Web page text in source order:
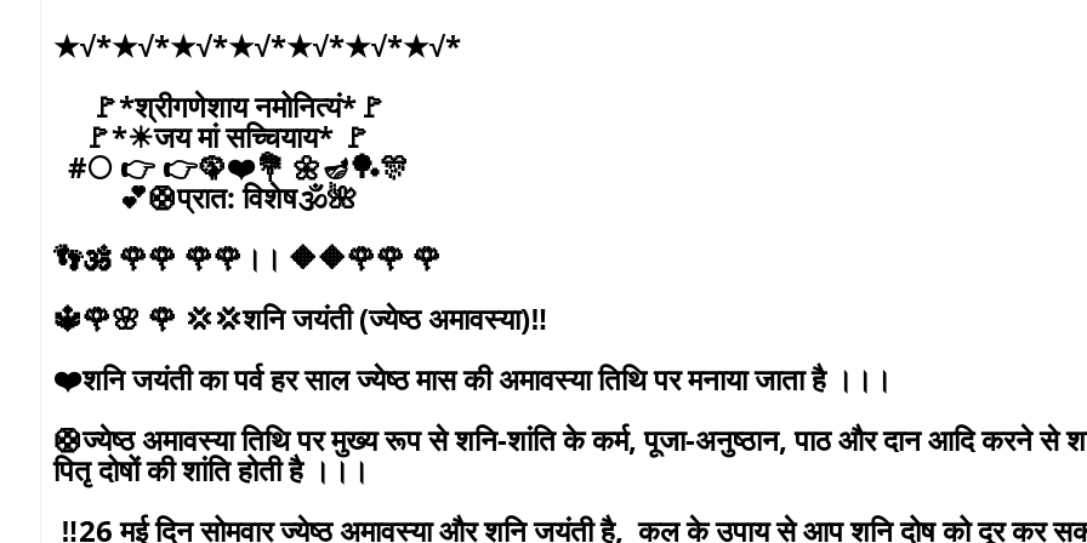
★√*★√*★√*★√*★√*★√*★√*
🚩*श्रीगणेशाय नमोनित्यं*🚩
🚩*☀जय मां सच्चियाय* 🚩
#🌕 👉 👉🦚❤️💐 🌼🪔🏓🎊
💕🛟प्रात: विशेष🕉️🌺
👣🕉️ 🌹🌹 🌹🌹।। 🔶🔶🌹🌹 🌹
🔱🌹🌸 🌹 💢💢शनि जयंती (ज्येष्ठ अमावस्या)‼️
❤️शनि जयंती का पर्व हर साल ज्येष्ठ मास की अमावस्या तिथि पर मनाया जाता है ।।।
🛟ज्येष्ठ अमावस्या तिथि पर मुख्य रूप से शनि-शांति के कर्म, पूजा-अनुष्ठान, पाठ और दान आदि करने से
पितृ दोषों की शांति होती है ।।।
‼️26 मई दिन सोमवार ज्येष्ठ अमावस्या और शनि जयंती है, कल के उपाय से आप शनि दोष को दूर कर